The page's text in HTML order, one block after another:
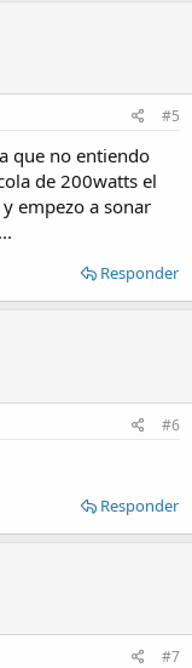
#5
que no entiendo
de 200watts el
empezo a sonar
Responder
#6
Responder
#7